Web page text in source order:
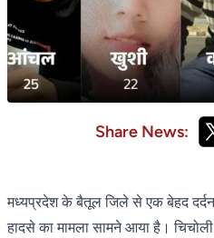
Share News:
मध्यप्रदेश के बैतूल जिले से एक बेहद
हादसे का मामला सामने आया है।